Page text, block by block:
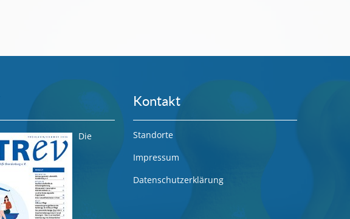
Die
Kontakt
Standorte
Impressum
Datenschutzerklärung